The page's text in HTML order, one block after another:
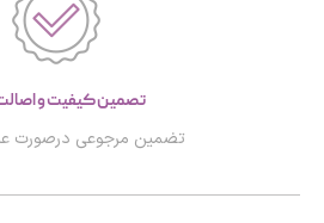
تصمین کیفیت و
تضمین مرجوعی درصورت